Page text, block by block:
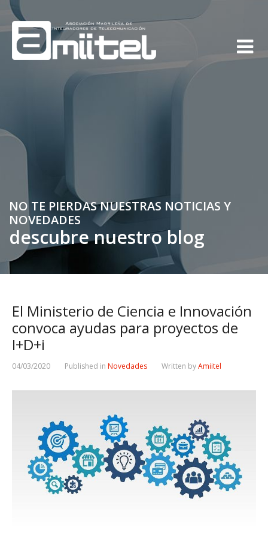
NO TE PIERDAS NUESTRAS NOTICIAS Y
NOVEDADES
descubre nuestro blog
El Ministerio de Ciencia e Innovación
convoca ayudas para proyectos de
I+D+i
04/03/2020 Published in Novedades Written byAmiitel